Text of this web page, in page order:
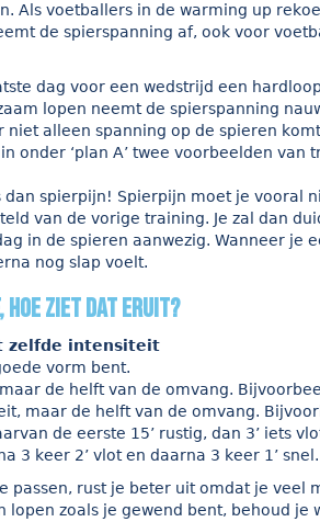
Als voetballers in de warming up
de spierspanning af, ook voor
dag voor een wedstrijd een
lopen neemt de spierspanning
niet alleen spanning op de spieren
onder ‘plan A’ twee voorbeelden
dan spierpijn! Spierpijn moet je vooral
van de vorige training. Je zal dan
in de spieren aanwezig. Wanneer je
nog slap voelt.
hoe ziet dat eruit?
zelfde intensiteit
vorm bent.
de helft van de omvang.
maar de helft van de omvang.
de eerste 15’ rustig, dan 3’ iets
3 keer 2’ vlot en daarna 3 keer 1’ snel.
passen, rust je beter uit omdat je veel
zoals je gewend bent, behoud je